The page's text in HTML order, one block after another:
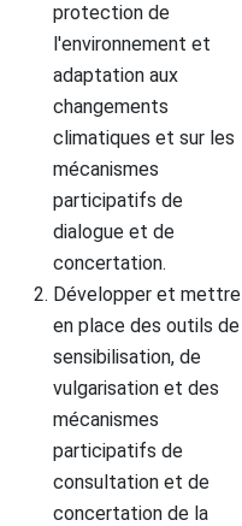
protection de
l'environnement et
adaptation aux
changements
climatiques et sur les
mécanismes
participatifs de
dialogue et de
concertation.
Développer et mettre
en place des outils de
sensibilisation, de
vulgarisation et des
mécanismes
participatifs de
consultation et de
concertation de la